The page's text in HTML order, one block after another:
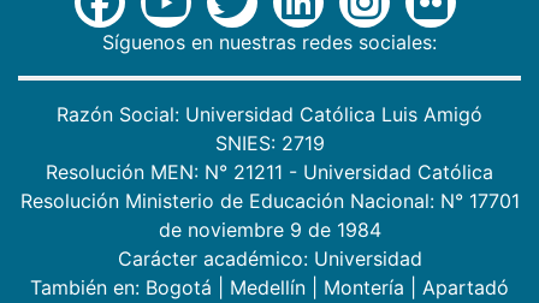
Síguenos en nuestras redes sociales:
Razón Social: Universidad Católica Luis Amigó
SNIES: 2719
Resolución MEN: N° 21211 - Universidad Católica
Resolución Ministerio de Educación Nacional: N° 17701
de noviembre 9 de 1984
Carácter académico: Universidad
También en: Bogotá Medellín Montería
Apartadó